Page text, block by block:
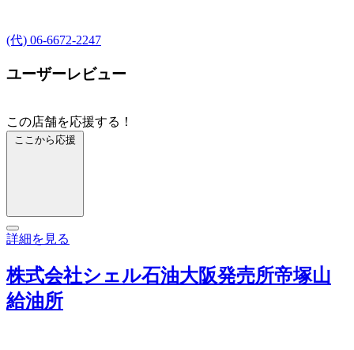
(代) 06-6672-2247
ユーザーレビュー
この店舗を応援する！
ここから応援
詳細を見る
株式会社シェル石油大阪発売所帝塚山
給油所